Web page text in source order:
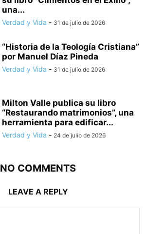
una...
Verdad y Vida - 31 de julio de 2026
“Historia de la Teología Cristiana”
por Manuel Díaz Pineda
Verdad y Vida - 31 de julio de 2026
Milton Valle publica su libro
“Restaurando matrimonios”, una
herramienta para edificar...
Verdad y Vida - 24 de julio de 2026
NO COMMENTS
LEAVE A REPLY